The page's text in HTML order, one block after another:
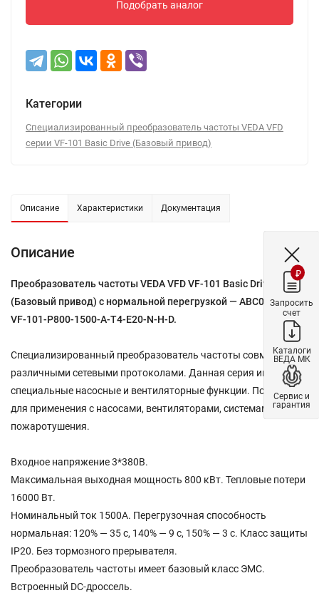
Подобрать аналог
Категории
Специализированный преобразователь частоты VEDA VFD
серии VF-101 Basic Drive (Базовый привод)
Описание Характеристики Документация
Описание
Преобразователь частоты VEDA VFD VF-101 Basic Drive
(Базовый привод) с нормальной перегрузкой — ABC00055 —
VF-101-P800-1500-A-T4-E20-N-H-D.
Специализированный преобразователь частоты совместим с
различными сетевыми протоколами. Данная серия имеет
специальные насосные и вентиляторные функции. Подходит
для применения с насосами, вентиляторами, системами
пожаротушения.
Входное напряжение 3*380В.
Максимальная выходная мощность 800 кВт. Тепловые потери
16000 Вт.
Номинальный ток 1500A. Перегрузочная способность
нормальная: 120% — 35 с, 140% — 9 с, 150% — 3 с. Класс защиты
IP20. Без тормозного прерывателя.
Преобразователь частоты имеет базовый класс ЭМС.
Встроенный DC-дроссель.
₽
Запросить
счет
Каталоги
ВЕДА МК
Сервис и
гарантия